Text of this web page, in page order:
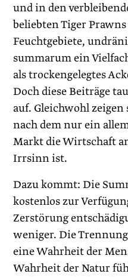
und in den
beliebten Tiger
Feuchtgebiete,
summarum ein
als trockengelegtes
Doch diese Beiträge
auf. Gleichwohl zeigen
nach dem nur ein
Markt die Wirtschaft
Irrsinn ist.
Dazu kommt: Die
kostenlos zur
Zerstörung
weniger. Die
eine Wahrheit der
Wahrheit der Natur